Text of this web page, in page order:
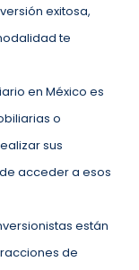
exitosa,
te
en México es
o
sus
acceder a esos
están
de